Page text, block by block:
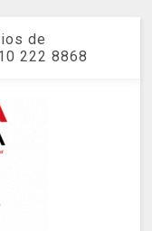
de
222 8868